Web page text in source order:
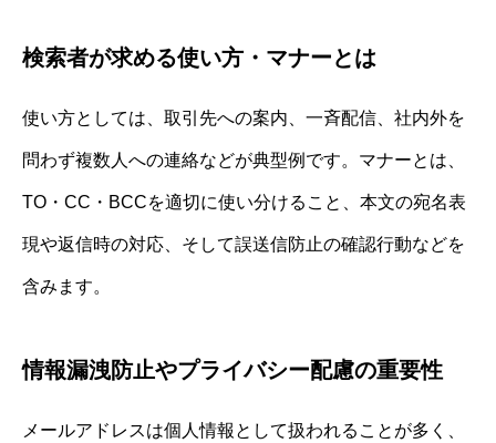
検索者が求める使い方・マナーとは
使い方としては、取引先への案内、一斉配信、社内外を
問わず複数人への連絡などが典型例です。マナーとは、
TO・CC・BCCを適切に使い分けること、本文の宛名表
現や返信時の対応、そして誤送信防止の確認行動などを
含みます。
情報漏洩防止やプライバシー配慮の重要性
メールアドレスは個人情報として扱われることが多く、